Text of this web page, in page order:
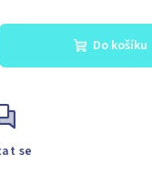
Do košíku
se